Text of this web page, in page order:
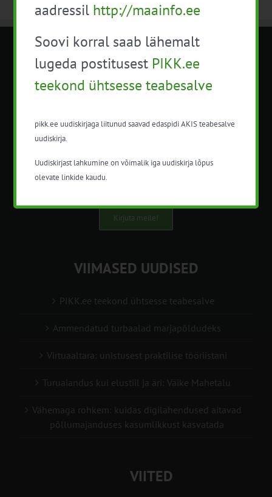
METK NÕUANDETEENISTUS
Nõuandeteenistuse nimetuse alt
nõustamisteenuseid.
info@pikk.ee
Kirjuta meile!
VIIMASED UUDISED
PIKK.ee teekond ühtsesse teabesalve
Ammendatud turbaalad marjapõldudeks
Virtuaaltara: unistusest praktilise tööriistani
Turuaiandus kui elustiil ja äri: Väike Mahetalu
Vähemaga rohkem: kuidas digilahendused aitavad
põllumajanduses kasumlikkust kasvatada
VIITED
aadressil http://maainfo.ee
Soovi korral saab lähemalt
lugeda postitusest PIKK.ee
teekond ühtsesse teabesalve
pikk.ee uudiskirjaga liitunud saavad edaspidi AKIS teabesalve
uudiskirja.
Uudiskirjast lahkumine on võimalik iga uudiskirja lõpus
olevate linkide kaudu.